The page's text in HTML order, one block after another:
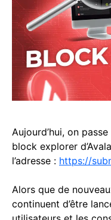
Aujourd’hui, on
block explorer
l’adresse : https://
Alors que de
continuent d’être